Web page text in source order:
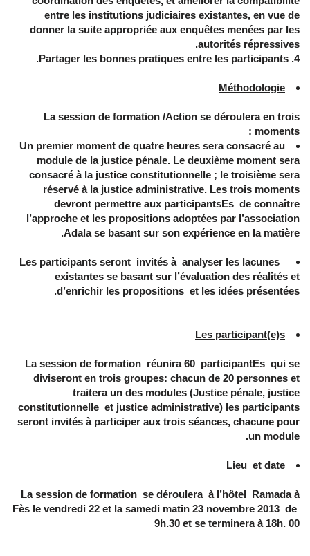
entre les institutions judiciaires existantes, en vue de
donner la suite appropriée aux enquêtes menées par les
autorités répressives.
Partager les bonnes pratiques entre les participants.
Méthodologie
La session de formation /Action se déroulera en trois
moments :
Un premier moment de quatre heures sera consacré au
module de la justice pénale. Le deuxième moment sera
consacré à la justice constitutionnelle ; le troisième sera
réservé à la justice administrative. Les trois moments
devront permettre aux participantsEs de connaître
l’approche et les propositions adoptées par l’association
Adala se basant sur son expérience en la matière.
Les participants seront invités à analyser les lacunes
existantes se basant sur l’évaluation des réalités et
d’enrichir les propositions et les idées présentées.
Les participant(e)s
La session de formation réunira 60 participantEs qui se
diviseront en trois groupes: chacun de 20 personnes et
traitera un des modules (Justice pénale, justice
constitutionnelle et justice administrative) les participants
seront invités à participer aux trois séances, chacune pour
un module.
Lieu et date
La session de formation se déroulera à l’hôtel Ramada à
Fès le vendredi 22 et la samedi matin 23 novembre 2013 de
9h.30 et se terminera à 18h. 00